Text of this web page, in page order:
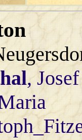
, Josef